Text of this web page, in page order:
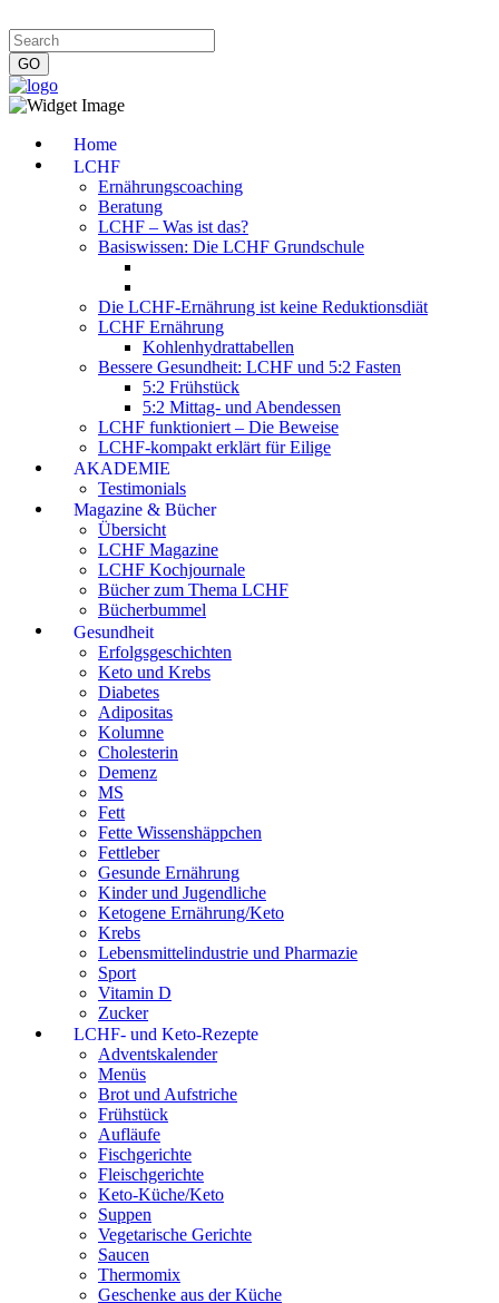
Home
LCHF
Ernährungscoaching
Beratung
LCHF – Was ist das?
Basiswissen: Die LCHF Grundschule
Die LCHF-Ernährung ist keine Reduktionsdiät
LCHF Ernährung
Kohlenhydrattabellen
Bessere Gesundheit: LCHF und 5:2 Fasten
5:2 Frühstück
5:2 Mittag- und Abendessen
LCHF funktioniert – Die Beweise
LCHF-kompakt erklärt für Eilige
AKADEMIE
Testimonials
Magazine & Bücher
Übersicht
LCHF Magazine
LCHF Kochjournale
Bücher zum Thema LCHF
Bücherbummel
Gesundheit
Erfolgsgeschichten
Keto und Krebs
Diabetes
Adipositas
Kolumne
Cholesterin
Demenz
MS
Fett
Fette Wissenshäppchen
Fettleber
Gesunde Ernährung
Kinder und Jugendliche
Ketogene Ernährung/Keto
Krebs
Lebensmittelindustrie und Pharmazie
Sport
Vitamin D
Zucker
LCHF- und Keto-Rezepte
Adventskalender
Menüs
Brot und Aufstriche
Frühstück
Aufläufe
Fischgerichte
Fleischgerichte
Keto-Küche/Keto
Suppen
Vegetarische Gerichte
Saucen
Thermomix
Geschenke aus der Küche